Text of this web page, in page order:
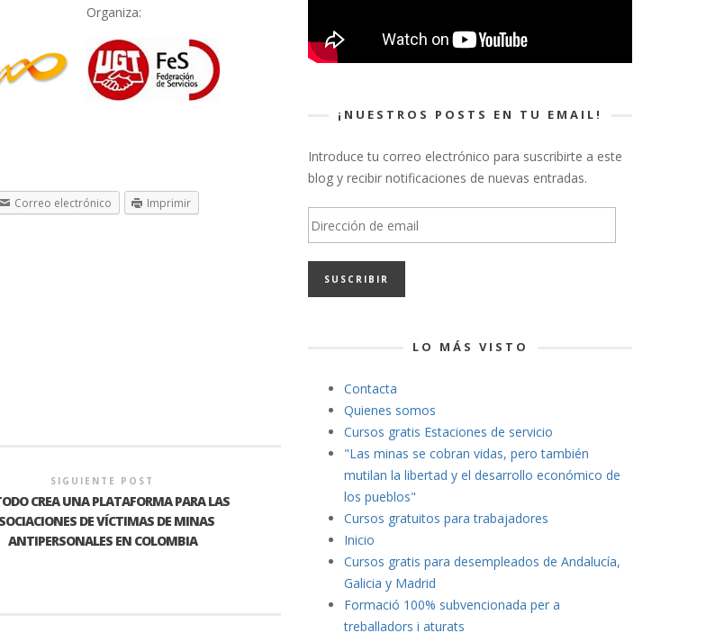
Organiza:
Correo electrónico Imprimir
SIGUIENTE POST
CREA UNA PLATAFORMA PARA LAS
DE VÍCTIMAS DE MINAS
ANTIPERSONALES EN COLOMBIA
¡NUESTROS POSTS EN TU EMAIL!
Introduce tu correo electrónico para suscribirte a este
blog y recibir notificaciones de nuevas entradas.
Dirección
de
email
LO MÁS VISTO
Contacta
Quienes somos
Cursos gratis Estaciones de servicio
"Las minas se cobran vidas, pero también
mutilan la libertad y el desarrollo económico de
los pueblos"
Cursos gratuitos para trabajadores
Inicio
Cursos gratis para desempleados de Andalucía,
Galicia y Madrid
Formació 100% subvencionada per a
treballadors i aturats